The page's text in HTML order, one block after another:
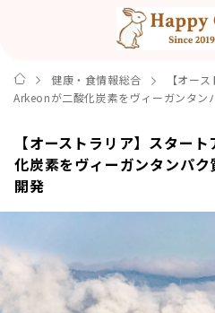
健康・食情報総合
【オー
Arkeonが二酸化炭素をヴィーガンタン
【オーストラリア】スター
化炭素をヴィーガンタンパ
開発